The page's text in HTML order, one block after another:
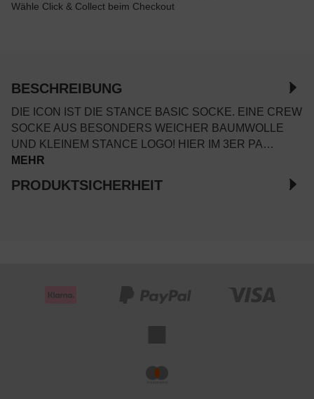
Wähle Click & Collect beim Checkout
BESCHREIBUNG
DIE ICON IST DIE STANCE BASIC SOCKE. EINE CREW
SOCKE AUS BESONDERS WEICHER BAUMWOLLE
UND KLEINEM STANCE LOGO! HIER IM 3ER PA…
MEHR
PRODUKTSICHERHEIT